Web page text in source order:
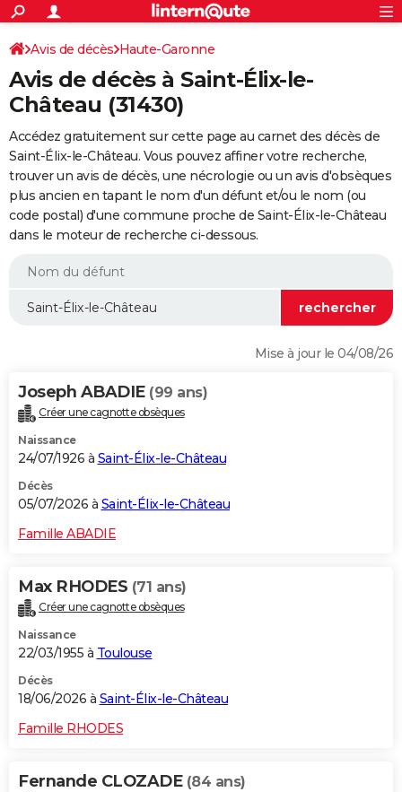
ACTUALITÉS
Politique
Société
Faits Divers
Education
Monde
Villes
+
SPORT
Coupe du monde 2026
Football
Tennis
Cyclisme
Rugby
Forum
CULTURE
FINANCE
Retraite
Impôts
Epargne
Immobilier
Risques naturels par ville
Banque
Assurance
Crédit
Essais
Réserver un essai
Citadines
Berlines
SUV
Forum auto
+
HIGH-TECH
Mobiles
Meilleur smartphone
Internet
Ordinateurs
Jeux vidéo
Guide high-tech
+
BRICOLAGE
Forum
Aménagement intérieur
Extérieur
Cuisine
Salle de bains
Jardinage
Rangement
WEEK-END
Guides de France
Escapades
Patrimoine
Expositions
Musées
Week-end nature
LIFESTYLE
Alimentation
Guide de la santé
Maladies
Médicaments
Sommeil
VOYAGE
Destinations
City break
Voyage nature
Voyage de noces
Forum
Climat
+PHOTO
GUIDES D'ACHAT
BONS PLANS
CARTE DE VOEUX
Dictionnaire
Biographies
Citations
Expressions
Proverbes
PROGRAMME TV
COPAINS D'AVANT
S'inscrire
Se connecter
Lycées
Collèges
Primaires
Universités
Entreprises
Service militaire
Avis de recherche
AVIS DE DÉCÈS
Connexion
Avis de décès Haute-Garonne
Avis de décès à Saint-Élix-le-
Château (31430)
Accédez gratuitement sur cette page au carnet des décès de
Saint-Élix-le-Château. Vous pouvez affiner votre recherche,
trouver un avis de décès, une nécrologie ou un avis d'obsèques
plus ancien en tapant le nom d'un défunt et/ou le nom (ou
code postal) d'une commune proche de Saint-Élix-le-Château
dans le moteur de recherche ci-dessous.
Mise à jour le 04/08/26
Joseph ABADIE (99 ans)
Créer une cagnotte obsèques
Naissance
24/07/1926 à Saint-Élix-le-Château
Décès
05/07/2026 à Saint-Élix-le-Château
Famille ABADIE
Max RHODES (71 ans)
Créer une cagnotte obsèques
Naissance
22/03/1955 à Toulouse
Décès
18/06/2026 à Saint-Élix-le-Château
Famille RHODES
Fernande CLOZADE (84 ans)